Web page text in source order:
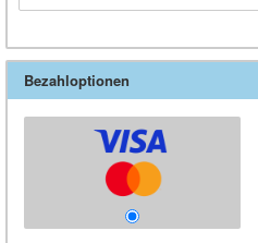
Bezahloptionen